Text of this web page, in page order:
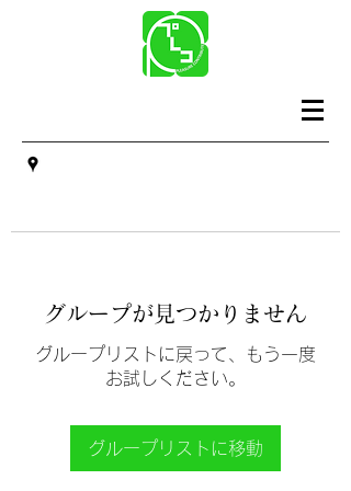
グループが見つかりません
グループリストに戻って、もう一度
お試しください。
グループリストに移動